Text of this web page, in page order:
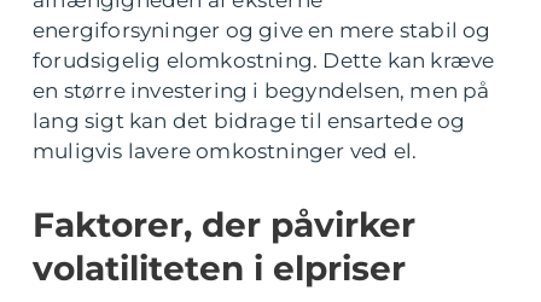
energiforsyninger og give en mere stabil og
forudsigelig elomkostning. Dette kan kræve
en større investering i begyndelsen, men på
lang sigt kan det bidrage til ensartede og
muligvis lavere omkostninger ved el.
Faktorer, der påvirker
volatiliteten i elpriser